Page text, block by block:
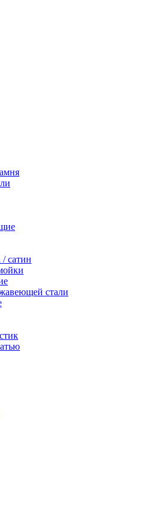
сатин
стали